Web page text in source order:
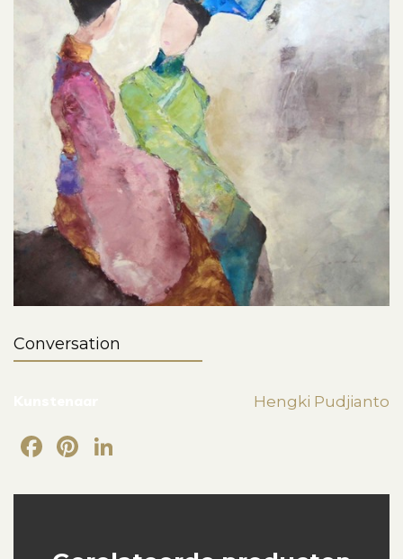
Conversation
Hengki Pudjianto
Facebook
Pinterest